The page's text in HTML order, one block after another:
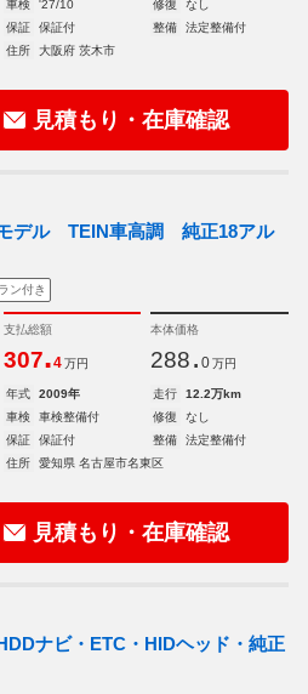
車検
'27/10 修復
なし
保証
保証付 整備
法定整備付
住所
大阪府 茨木市
見積もり・在庫確認
デル TEIN車高調 純正18アル
ン付き
支払総額
307.4 万円
本体価格
288. 0 万円
年式 2009年 走行
12.2万km
車検
車検整備付 修復
なし
保証
保証付 整備
法定整備付
住所
愛知県 名古屋市名東区
見積もり・在庫確認
ナビ・ETC・HIDヘッド・純正